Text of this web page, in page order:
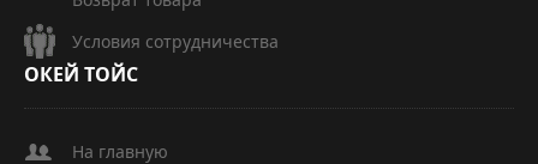
Условия сотрудничества
ОКЕЙ ТОЙС
На главную